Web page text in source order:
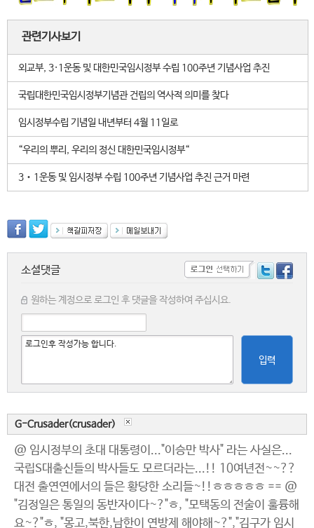
관련기사보기
외교부, 3·1운동 및 대한민국임시정부 수립 100주년 기념사업 추진
국립대한민국임시정부기념관 건립의 역사적 의미를 찾다
임시정부수립 기념일 내년부터 4월 11일로
“우리의 뿌리, 우리의 정신 대한민국임시정부“
3‧1운동 및 임시정부 수립 100주년 기념사업 추진 근거 마련
소셜댓글
원하는 계정으로 로그인 후 댓글을 작성하여 주십시요.
입력
G-Crusader(crusader)
@ 임시정부의 초대 대통령이..."이승만 박사" 라는 사실은...
국립S대출신들의 박사들도 모르더라는...!! 10여년전~~??
대전 출연연에서의 들은 황당한 소리들~!!ㅎㅎㅎㅎㅎ == @
"김정일은 통일의 동반자이다~?"ㅎ, "모택동의 전술이 훌륭해
요~?"ㅎ, "몽고,북한,남한이 연방제 해야해~?","김구가 임시